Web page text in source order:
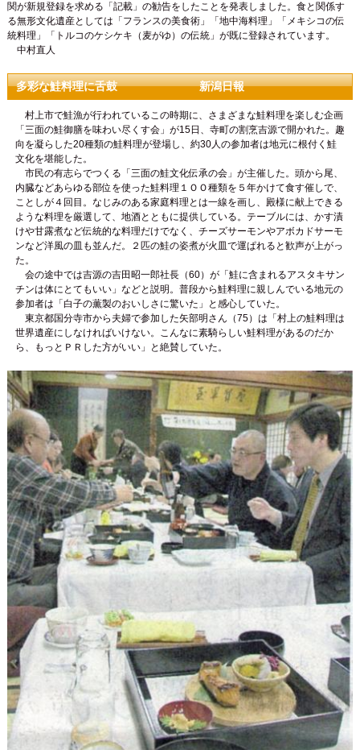
関が新規登録を求める「記載」の勧告をしたことを発表しました。食と関係す
る無形文化遺産としては「フランスの美食術」「地中海料理」「メキシコの伝
統料理」「トルコのケシケキ（麦がゆ）の伝統」が既に登録されています。
中村直人
多彩な鮭料理に舌鼓 新潟日報
村上市で鮭漁が行われているこの時期に、さまざまな鮭料理を楽しむ企画
「三面の鮭御膳を味わい尽くす会」が15日、寺町の割烹吉源で開かれた。趣
向を凝らした20種類の鮭料理が登場し、約30人の参加者は地元に根付く鮭
文化を堪能した。
市民の有志らでつくる「三面の鮭文化伝承の会」が主催した。頭から尾、
内臓などあらゆる部位を使った鮭料理１ＯＯ種類を５年かけて食す催しで、
ことしが４回目。なじみのある家庭料理とは一線を画し、殿様に献上できる
ような料理を厳選して、地酒とともに提供している。テーブルには、かす漬
けや甘露煮など伝統的な料理だけでなく、チーズサーモンやアボカドサーモ
ンなど洋風の皿も並んだ。２匹の鮭の姿煮が火皿で運ぱれると歓声が上がっ
た。
会の途中では吉源の吉田昭一郎社長（60）が「鮭に含まれるアスタキサン
チンは体にとてもいい」などと説明。普段から鮭料理に親しんでいる地元の
参加者は「白子の薫製のおいしさに驚いた」と感心していた。
東京都国分寺市から夫婦で参加した矢部明さん（75）は「村上の鮭料理は
世界遺産にしなければいけない。こんなに素騎らしい鮭料理があるのだか
ら、もっとＰＲした方がいい」と絶賛していた。